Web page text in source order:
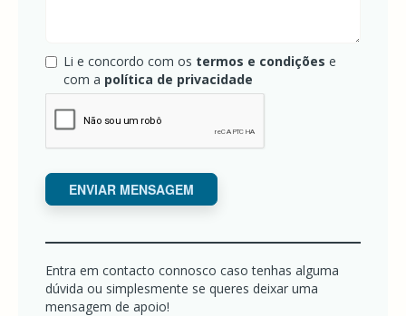
Li e concordo com os termos e condições e
com a política de privacidade
ENVIAR MENSAGEM
Entra em contacto connosco caso tenhas alguma
dúvida ou simplesmente se queres deixar uma
mensagem de apoio!